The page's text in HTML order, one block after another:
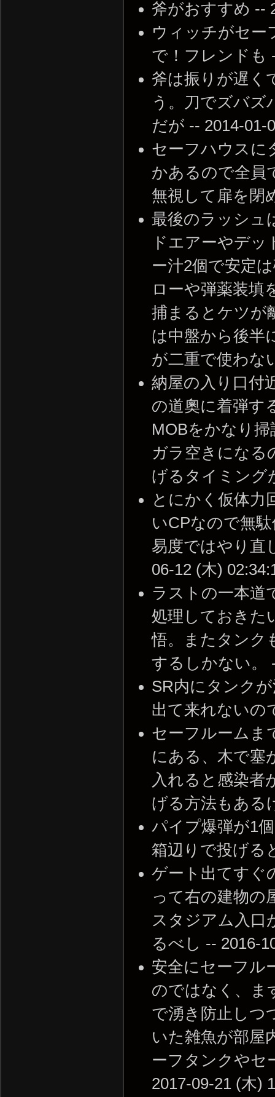
斧がおすすめ --
ウィッチがセ
で！フレンドも
斧は振りが遅く
う。刀でズバズ
だが -- 2014-01-
セーフハウスに
かあるので全員
無視して扉を閉
最後のラッシュ
ドエアーやデ
ー汁2個で安定
ローや弾薬装填
捕まるとケツが
は中盤から後半
が二重で使わな
納屋の入り口付
の道奧に着弾す
MOBをかなり
ガラ空きになる
げるタイミング
とにかく仮体力
いCPなので無
易度ではやり直
06-12 (木)
ラストの一本道
処理しておきた
悟。またタンク
するしかない。
SR内にタンク
出て来れないの
セーフルームま
にある、木で塞
入れると感染者
げる方法もある
パイプ爆弾が1
箱辺りで投げる
ゲート出てすぐ
って右の建物の
スタジアム入口
るべし -- 2016-
安全にセーフル
のではなく、ま
で湧き防止しつ
いた雑魚が部屋
ーフタンクやセ
2017-09-21 (木)